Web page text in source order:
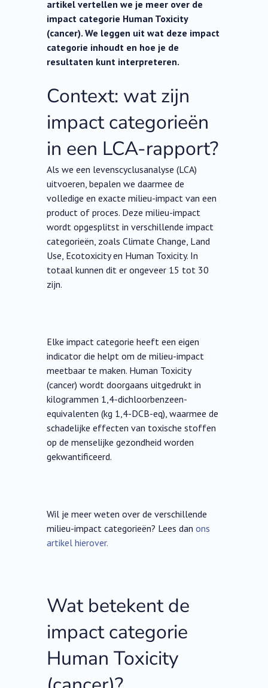
artikel vertellen we je meer over de
impact categorie Human Toxicity
(cancer). We leggen uit wat deze impact
categorie inhoudt en hoe je de
resultaten kunt interpreteren.
Context: wat zijn
impact categorieën
in een LCA-rapport?
Als we een levenscyclusanalyse (LCA)
uitvoeren, bepalen we daarmee de
volledige en exacte milieu-impact van een
product of proces. Deze milieu-impact
wordt opgesplitst in verschillende impact
categorieën, zoals Climate Change, Land
Use, Ecotoxicity en Human Toxicity. In
totaal kunnen dit er ongeveer 15 tot 30
zijn.
Elke impact categorie heeft een eigen
indicator die helpt om de milieu-impact
meetbaar te maken. Human Toxicity
(cancer) wordt doorgaans uitgedrukt in
kilogrammen 1,4-dichloorbenzeen-
equivalenten (kg 1,4-DCB-eq), waarmee de
schadelijke effecten van toxische stoffen
op de menselijke gezondheid worden
gekwantificeerd.
Wil je meer weten over de verschillende
milieu-impact categorieën? Lees dan ons
artikel hierover.
Wat betekent de
impact categorie
Human Toxicity